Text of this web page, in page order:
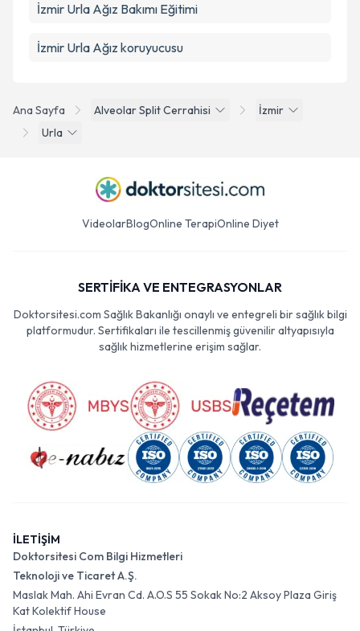
Ana Sayfa Alveolar Split Cerrahisi
İzmir
Urla
İzmir Urla Ağız Bakımı Eğitimi
İzmir Urla Ağız koruyucusu
VideolarBlogOnline TerapiOnline Diyet
SERTİFİKA VE ENTEGRASYONLAR
Doktorsitesi.com Sağlık Bakanlığı onaylı ve entegreli bir sağlık bilgi
platformudur. Sertifikaları ile tescillenmiş güvenilir altyapısıyla
sağlık hizmetlerine erişim sağlar.
İLETİŞİM
Doktorsitesi Com Bilgi Hizmetleri
Teknoloji ve Ticaret A.Ş.
Maslak Mah. Ahi Evran Cd. A.O.S 55 Sokak No:2 Aksoy Plaza Giriş
Kat Kolektif House